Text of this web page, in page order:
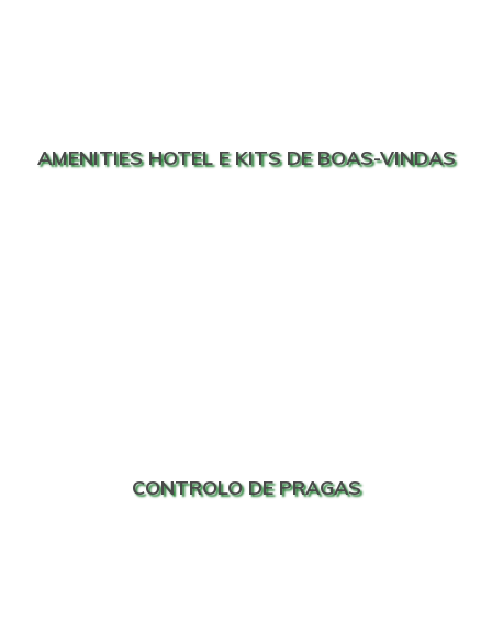
AMENITIES HOTEL E KITS DE BOAS-VINDAS
CONTROLO DE PRAGAS